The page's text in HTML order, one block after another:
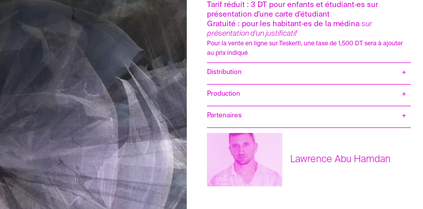
Tarif réduit : 3 DT pour enfants et étudiant·es sur
présentation d'une carte d'étudiant
Gratuité : pour les habitant·es de la médinasur
présentation d'un justificatif
Pour la vente en ligne sur Teskerti, une taxe de 1,500 DT sera à ajouter
au prix indiqué
Distribution
Production
Coproduction :Fondation Alserkal Arts
PARIS
le Festival d’Automne à Paris
Partenaires
Lawrence Abu Hamdan